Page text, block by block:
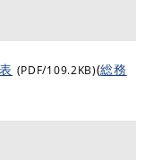
(PDF/109.2KB)(総務